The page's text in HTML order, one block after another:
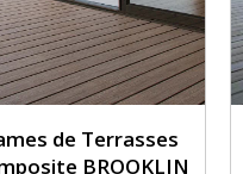
de Terrasses
BROOKLIN